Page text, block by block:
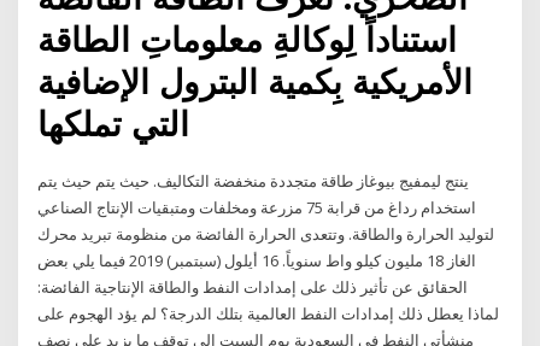
استناداً لِوكالةِ معلوماتِ الطاقة
الأمريكية بِكمية البترول الإضافية
التي تملكها
ينتج ليمفيج بيوغاز طاقة متجددة منخفضة التكاليف. حيث يتم حيث يتم
استخدام رداغ من قرابة 75 مزرعة ومخلفات ومتبقيات الإنتاج الصناعي
لتوليد الحرارة والطاقة. وتتعدى الحرارة الفائضة من منظومة تبريد محرك
الغاز 18 مليون كيلو واط سنوياً. 16 أيلول (سبتمبر) 2019 فيما يلي بعض
الحقائق عن تأثير ذلك على إمدادات النفط والطاقة الإنتاجية الفائضة:
لماذا يعطل ذلك إمدادات النفط العالمية بتلك الدرجة؟ لم يؤد الهجوم على
منشأتي النفط في السعودية يوم السبت إلى توقف ما يزيد على نصف